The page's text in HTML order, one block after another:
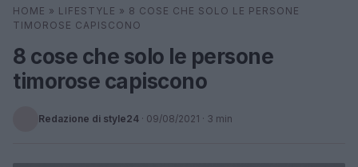
Cerca
HOME » LIFESTYLE » 8 COSE CHE SOLO LE PERSONE
TIMOROSE CAPISCONO
8 cose che solo le persone
timorose capiscono
Redazione di style24 · 09/08/2021 · 3 min